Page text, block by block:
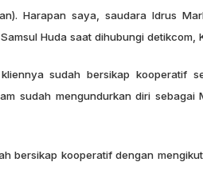
Harapan saya, saudara Idrus
Huda saat dihubungi detikcom,
sudah bersikap kooperatif
sudah mengundurkan diri sebagai
bersikap kooperatif dengan